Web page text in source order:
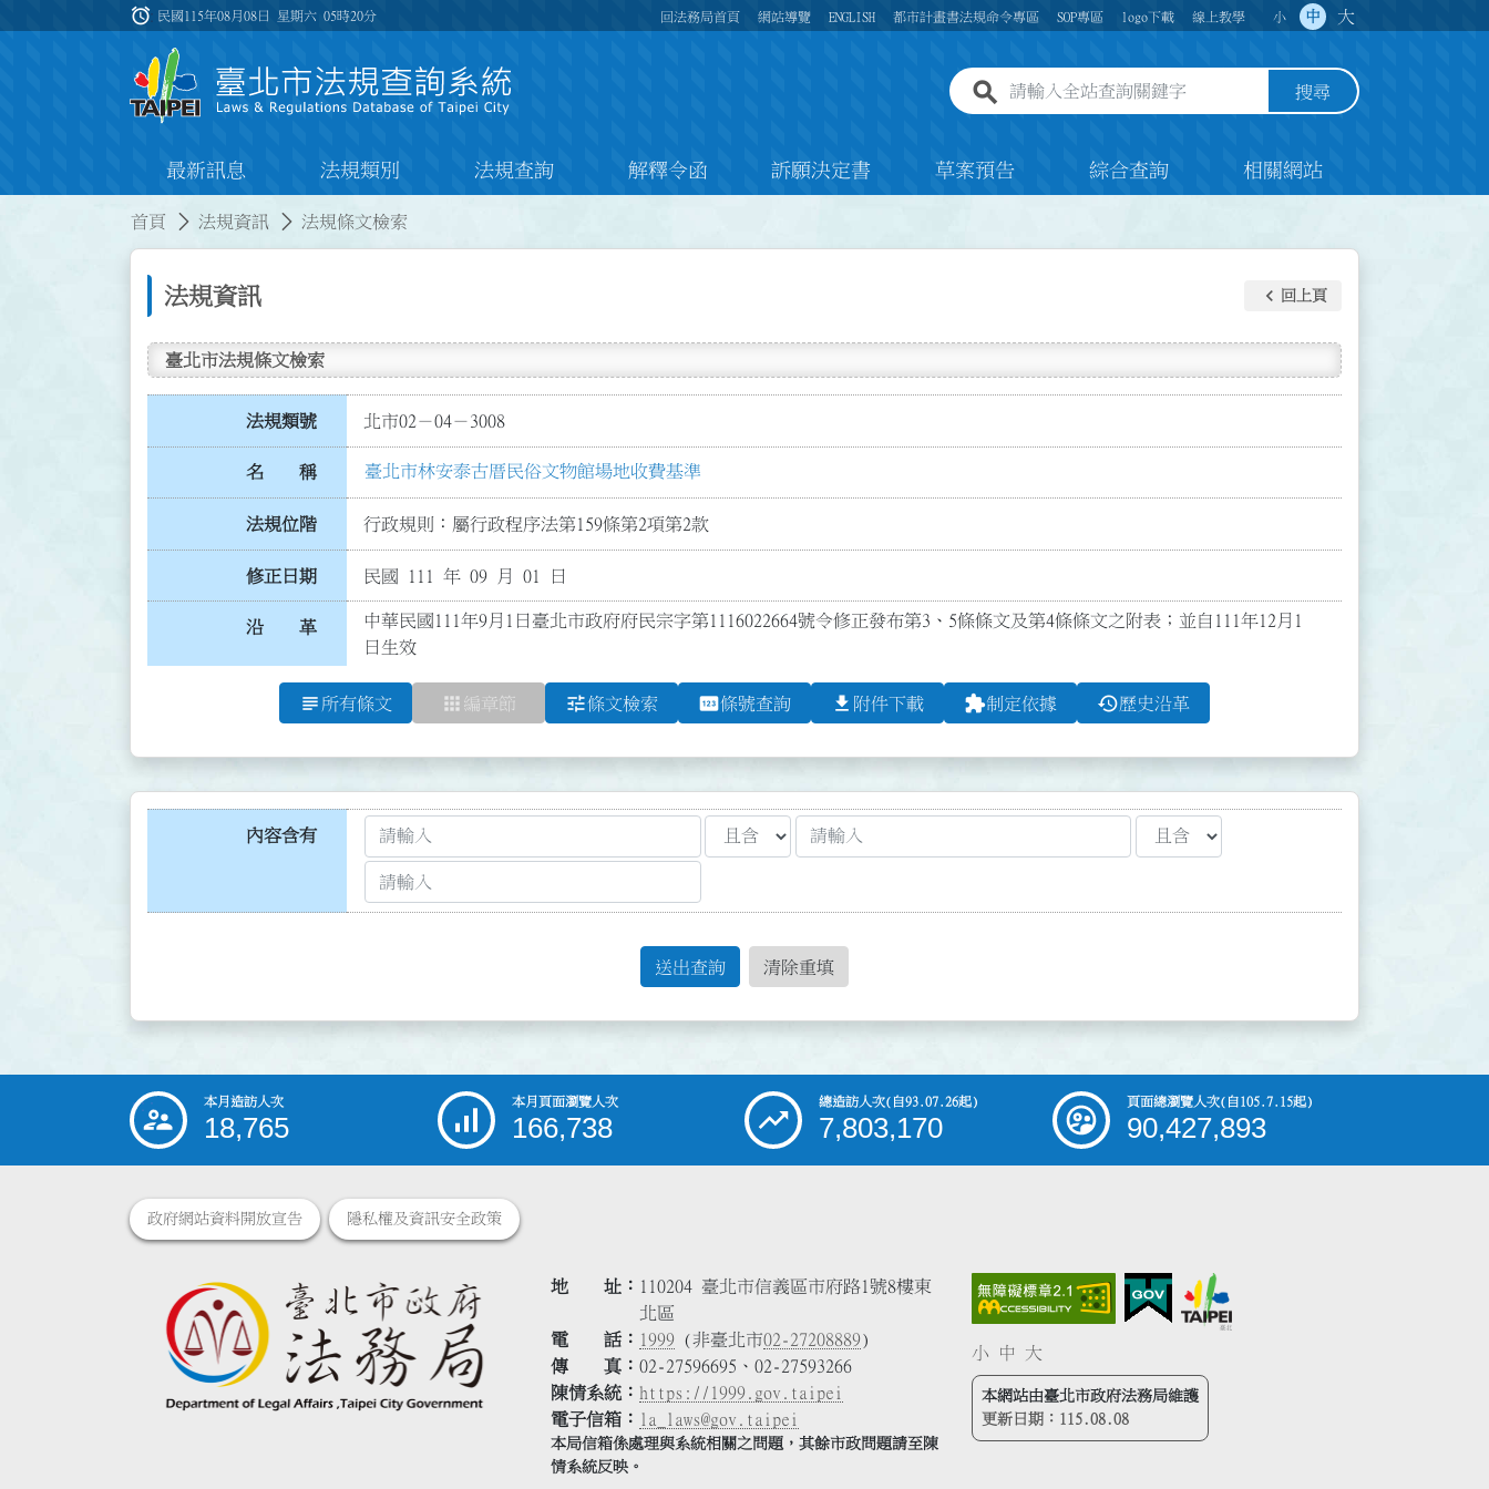
:::
alarm 民國115年08月08日 星期六05時20分 回法務局首頁 網站導覽 ENGLISH 都市計畫書法規命令專區 SOP專區 logo下載 線上教學 小 中 大
全站查詢關鍵字欄位 搜尋
最新訊息 法規類別 法規查詢 解釋令函 訴願決定書 草案預告 綜合查詢 相關網站
首頁 法規資訊 法規條文檢索
法規資訊 keyboard_arrow_left 回上頁
臺北市法規條文檢索
法規類號 北市02－04－3008
名 稱 臺北市林安泰古厝民俗文物館場地收費基準
法規位階 行政規則：屬行政程序法第159條第2項第2款
修正日期 民國 111 年 09 月 01 日
沿 革
中華民國111年9月1日臺北市政府府民宗字第1116022664號令修正發布第3、5條條文及第4條條文之附表；並自111年12月1
日生效
subject 所有條文 apps 編章節 tune條文檢索 pin條號查詢 file_download 附件下載 extension制定依據 history歷史沿革
內容含有
送出查詢 清除重填
::: 本月造訪人次
18,765
本月頁面瀏覽人次
166,738
總造訪人次(自93.07.26起)
7,803,170
頁面總瀏覽人次(自105.7.15起)
90,427,893
政府網站資料開放宣告 隱私權及資訊安全政策
地 址
110204 臺北市信義區市府路1號8樓東
北區
電 話
1999 (非臺北市02-27208889)
傳 真
02-27596695、02-27593266
陳情系統
https://1999.gov.taipei
電子信箱
la_laws@gov.taipei
本局信箱係處理與系統相關之問題，其餘市政問題請至陳
情系統反映。
小 中 大
本網站由臺北市政府法務局維護
更新日期： 115.08.08